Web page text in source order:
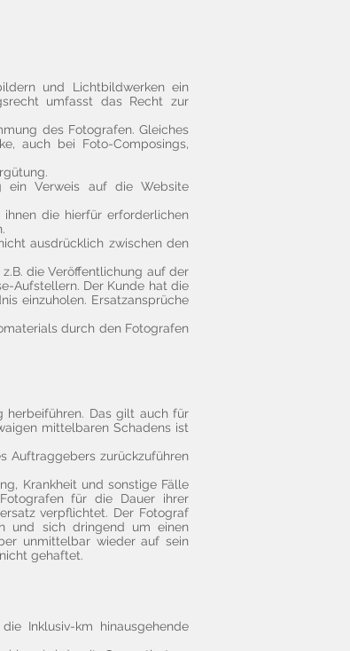
und Lichtbildwerken ein
umfasst das Recht zur
des Fotografen. Gleiches
auch bei Foto-Composings,
ein Verweis auf die Website
die hierfür erforderlichen
ausdrücklich zwischen den
die Veröffentlichung auf der
Aufstellern. Der Kunde hat die
einzuholen. Ersatzansprüche
durch den Fotografen
herbeiführen. Das gilt auch für
mittelbaren Schadens ist
Auftraggebers zurückzuführen
Krankheit und sonstige Fälle
für die Dauer ihrer
verpflichtet. Der Fotograf
und sich dringend um einen
unmittelbar wieder auf sein
gehaftet.
Inklusiv-km hinausgehende